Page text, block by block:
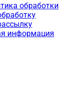
обработки
информация